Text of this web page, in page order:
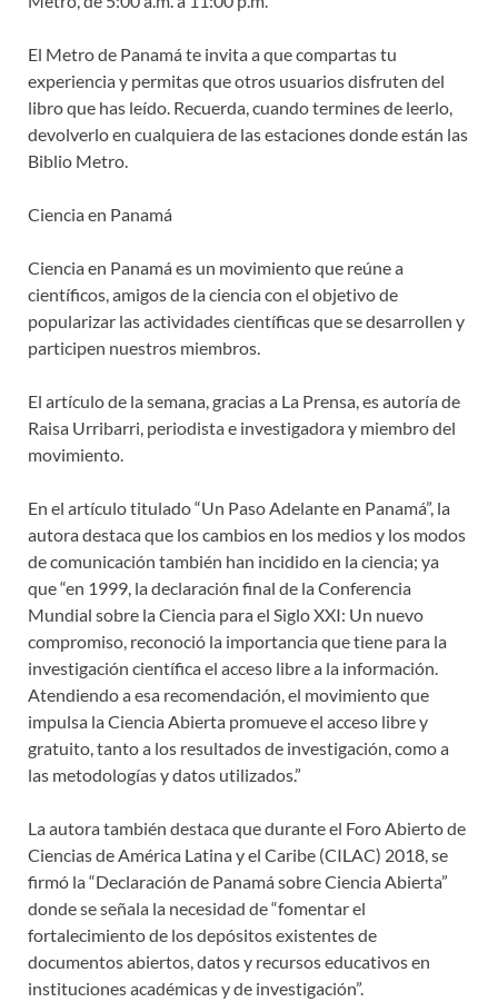
El Metro de Panamá te invita a que compartas tu
experiencia y permitas que otros usuarios disfruten del
libro que has leído. Recuerda, cuando termines de leerlo,
devolverlo en cualquiera de las estaciones donde están las
Biblio Metro.
Ciencia en Panamá
Ciencia en Panamá es un movimiento que reúne a
científicos, amigos de la ciencia con el objetivo de
popularizar las actividades científicas que se desarrollen y
participen nuestros miembros.
El artículo de la semana, gracias a La Prensa, es autoría de
Raisa Urribarri, periodista e investigadora y miembro del
movimiento.
En el artículo titulado “Un Paso Adelante en Panamá”, la
autora destaca que los cambios en los medios y los modos
de comunicación también han incidido en la ciencia; ya
que “en 1999, la declaración final de la Conferencia
Mundial sobre la Ciencia para el Siglo XXI: Un nuevo
compromiso, reconoció la importancia que tiene para la
investigación científica el acceso libre a la información.
Atendiendo a esa recomendación, el movimiento que
impulsa la Ciencia Abierta promueve el acceso libre y
gratuito, tanto a los resultados de investigación, como a
las metodologías y datos utilizados.”
La autora también destaca que durante el Foro Abierto de
Ciencias de América Latina y el Caribe (CILAC) 2018, se
firmó la “Declaración de Panamá sobre Ciencia Abierta”
donde se señala la necesidad de “fomentar el
fortalecimiento de los depósitos existentes de
documentos abiertos, datos y recursos educativos en
instituciones académicas y de investigación”.